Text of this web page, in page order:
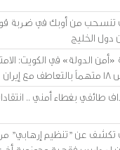
تنسحب من أوبك في ضربة
دول الخليج
طائفي بغطاء أمني ..
تكشف عن "تنظيم إرهابي"